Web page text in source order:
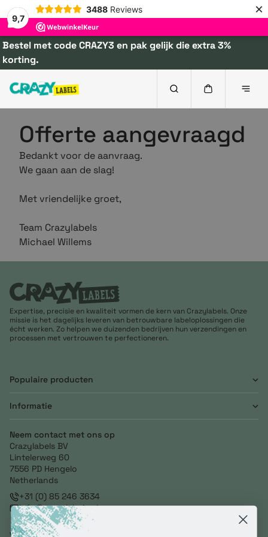
9,7
3488 Reviews ×
Bestel met code CRAZY3 en pak gelijk die extra 3%
korting.
Offerte aangevraagd
Bedankt voor de aanvraag.
We gaan aan de slag!
Met vriendelijke groet,
Team Crazylabels
Michael Willems
Expertise, precisie en kwaliteit vormen de kern van Crazylabels. Onze
missie is het dagelijks leveren van betrouwbare labeloplossingen die
écht werken. Zo helpen we duizenden bedrijven hun verzendingen en
processen met vertrouwen te perfectioneren.
Populaire producten
Informatie
Neem contact met ons op
Crazylabels BV
Lintelerweg 60
7556 PD Hengelo
Netherlands
+31 (0) 85 246 3634
info@crazylabels.nl
NL860793278B01